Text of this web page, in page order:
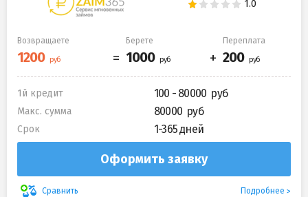
Возвращаете Берете Переплата
1й кредит 100 - 80000
Макс. сумма 80000
Срок 1-365 дней
Оформить заявку
Сравнить Подробнее